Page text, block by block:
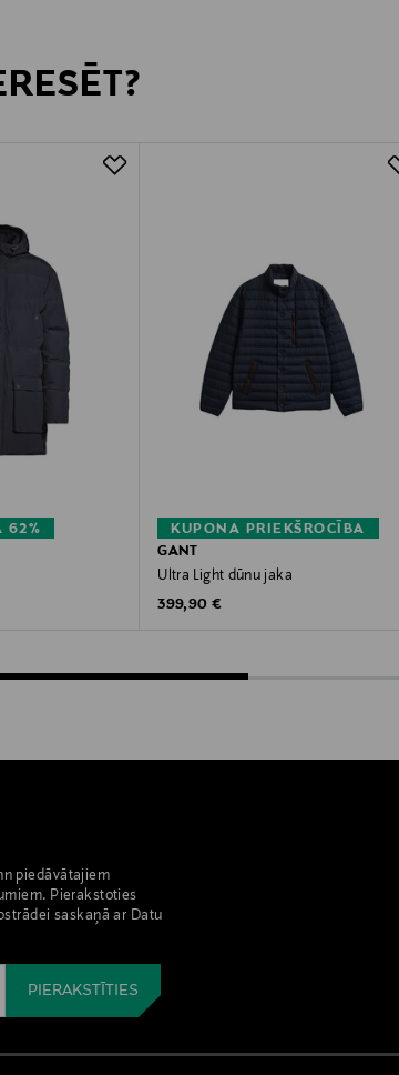
62%
KUPONA PRIEKŠROCĪBA
GANT
Ultra Light dūnu jaka
Original Price
399,90 €
piedāvātajiem
Pierakstoties
saskaņā ar Datu